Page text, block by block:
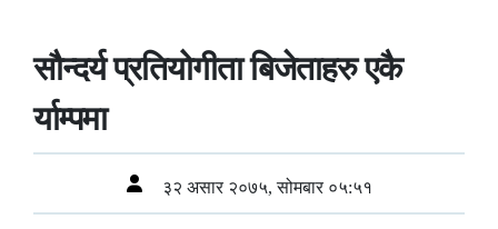
सौन्दर्य प्रतियोगीता बिजेताहरु एकै
र्याम्पमा
३२ असार २०७५, सोमबार ०५:५१